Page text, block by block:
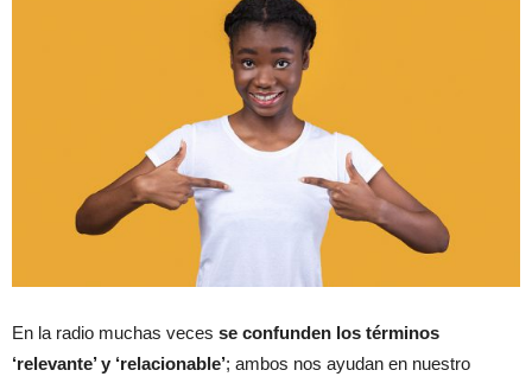
En la radio muchas veces se confunden los términos
‘relevante’ y ‘relacionable’; ambos nos ayudan en nuestro